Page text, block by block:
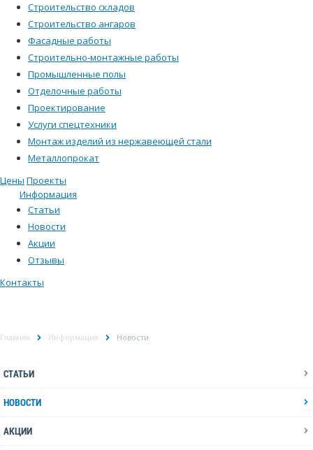
Металлопрокат
Строительство складов
Строительство ангаров
Фасадные работы
Строительно-монтажные работы
Промышленные полы
Отделочные работы
Проектирование
Услуги спецтехники
Монтаж изделий из нержавеющей стали
Цены Проекты
Информация
Статьи
Новости
Акции
Отзывы
Контакты
Главная Информация Новости
СТАТЬИ
НОВОСТИ
АКЦИИ